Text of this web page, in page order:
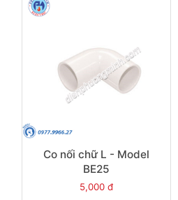
Co nối chữ L - Model
BE25
5,000 đ